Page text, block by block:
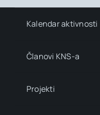
Kalendar aktivnosti
Članovi KNS-a
Projekti